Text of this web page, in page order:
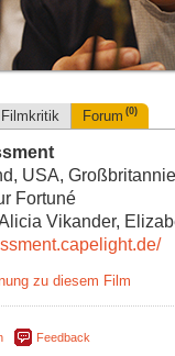
Filmkritik Forum (0)
USA,
Fortuné
Vikander,
zu diesem Film
Feedback